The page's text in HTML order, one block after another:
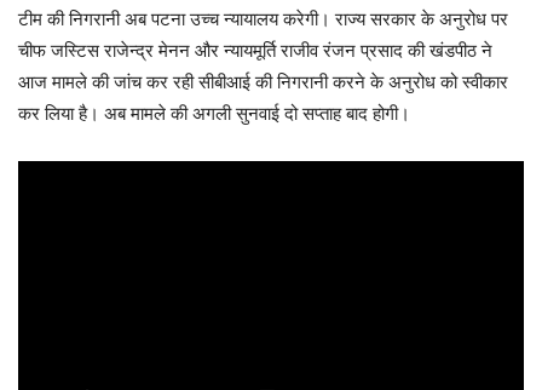
टीम की निगरानी अब पटना उच्च न्यायालय करेगी। राज्य सरकार के अनुरोध पर
चीफ जस्टिस राजेन्द्र मेनन और न्यायमूर्ति राजीव रंजन प्रसाद की खंडपीठ ने
आज मामले की जांच कर रही सीबीआई की निगरानी करने के अनुरोध को स्वीकार
कर लिया है। अब मामले की अगली सुनवाई दो सप्ताह बाद होगी।